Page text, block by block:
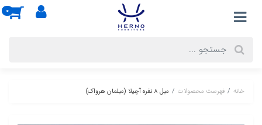
0
خانه فهرست محصولات مبل 8 نفره آچیلا (مبلمان هرواک)